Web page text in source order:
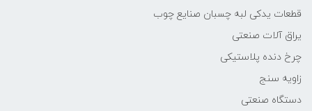
قطعات یدکی لبه چسبان صنایع چوب
یراق آلات صنعتی
چرخ دنده پلاستیکی
زاویه سنج
دستگاه صنعتی